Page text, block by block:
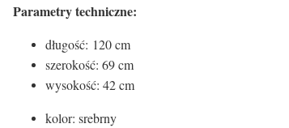
Parametry techniczne:
długość: 120 cm
szerokość: 69 cm
wysokość: 42 cm
kolor: srebrny